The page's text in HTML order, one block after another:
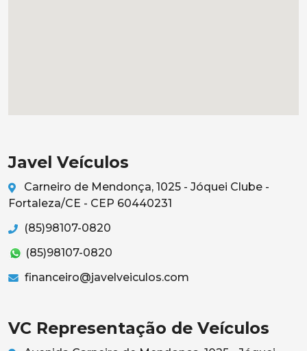
Javel Veículos
Carneiro de Mendonça, 1025 - Jóquei Clube -
Fortaleza/CE - CEP 60440231
(85)98107-0820
(85)98107-0820
financeiro@javelveiculos.com
VC Representação de Veículos